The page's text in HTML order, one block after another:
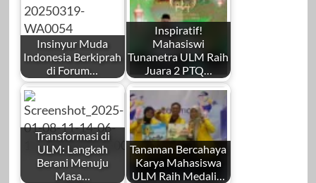
Insinyur Muda
Indonesia Berkiprah
di Forum…
Inspiratif!
Mahasiswi
Tunanetra ULM Raih
Juara 2 PTQ…
Transformasi di
ULM: Langkah
Berani Menuju
Masa…
Tanaman Bercahaya
Karya Mahasiswa
ULM Raih Medali…